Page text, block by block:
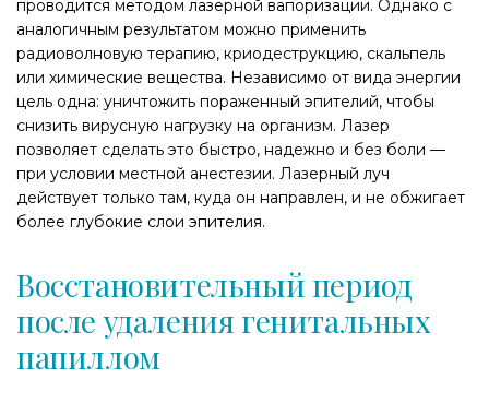
проводится методом лазерной вапоризации. Однако с
аналогичным результатом можно применить
радиоволновую терапию, криодеструкцию, скальпель
или химические вещества. Независимо от вида энергии
цель одна: уничтожить пораженный эпителий, чтобы
снизить вирусную нагрузку на организм. Лазер
позволяет сделать это быстро, надежно и без боли —
при условии местной анестезии. Лазерный луч
действует только там, куда он направлен, и не обжигает
более глубокие слои эпителия.
Восстановительный период
после удаления генитальных
папиллом